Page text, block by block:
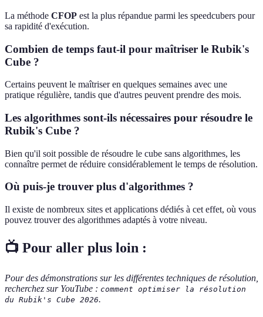
La méthode CFOP est la plus répandue parmi les speedcubers pour
sa rapidité d'exécution.
Combien de temps faut-il pour maîtriser le Rubik's
Cube ?
Certains peuvent le maîtriser en quelques semaines avec une
pratique régulière, tandis que d'autres peuvent prendre des mois.
Les algorithmes sont-ils nécessaires pour résoudre le
Rubik's Cube ?
Bien qu'il soit possible de résoudre le cube sans algorithmes, les
connaître permet de réduire considérablement le temps de résolution.
Où puis-je trouver plus d'algorithmes ?
Il existe de nombreux sites et applications dédiés à cet effet, où vous
pouvez trouver des algorithmes adaptés à votre niveau.
📺 Pour aller plus loin :
Pour des démonstrations sur les différentes techniques de résolution,
recherchez sur YouTube : comment optimiser la résolution
du Rubik's Cube 2026.